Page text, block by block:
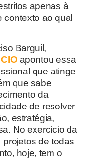
apenas à
contexto ao qual
Barguil,
apontou essa
que atinge
que sabe
da
de resolver
estratégia,
No exercício da
projetos de todas
hoje, tem o